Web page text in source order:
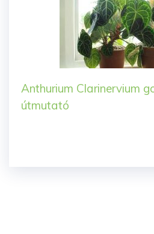
Anthurium Clarinervium
útmutató